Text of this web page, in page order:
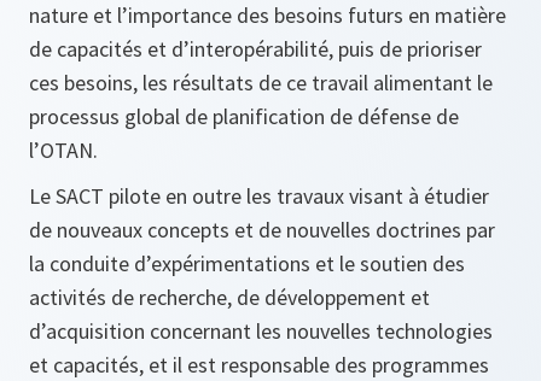
nature et l’importance des besoins futurs en matière
de capacités et d’interopérabilité, puis de prioriser
ces besoins, les résultats de ce travail alimentant le
processus global de planification de défense de
l’OTAN.
Le SACT pilote en outre les travaux visant à étudier
de nouveaux concepts et de nouvelles doctrines par
la conduite d’expérimentations et le soutien des
activités de recherche, de développement et
d’acquisition concernant les nouvelles technologies
et capacités, et il est responsable des programmes